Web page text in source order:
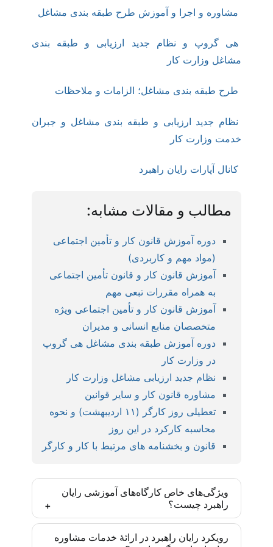
مشاوره و اجرا و آموزش طرح طبقه بندی مشاغل
هی گروپ و نظام جدید ارزیابی و طبقه بندی
مشاغل وزارت کار
طرح طبقه بندی مشاغل؛ الزامات و ملاحظات
نظام جدید ارزیابی و طبقه بندی مشاغل و جبران
خدمت وزارت کار
کانال آپارات رایان راهبرد
مطالب و مقالات مشابه:
دوره آموزش قانون کار و تأمین اجتماعی
(مواد مهم و کاربردی)
آموزش قانون کار و قانون تأمین اجتماعی
به همراه مقررات تبعی مهم
آموزش قانون کار و تأمین اجتماعی ویژه
متخصصان منابع انسانی و مدیران
دوره آموزش طبقه بندی مشاغل هی گروپ
در وزارت کار
نظام جدید ارزیابی مشاغل وزارت کار
مشاوره قانون کار و سایر قوانین
تعطیلی روز کارگر (۱۱ اردیبهشت) و نحوه
محاسبه کارکرد در این روز
قانون و بخشنامه های مرتبط با کار و کارگر
ویژگی‌های خاص کارگاه‌های آموزشی رایان
راهبرد چیست؟
کارگاه‌های رایان راهبرد بر اساس مدل‌ها و روش‌های
رویکرد رایان راهبرد در ارائۀ خدمات مشاوره